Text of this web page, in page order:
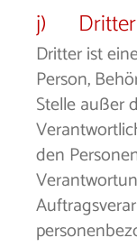
j) Dritter
Dritter ist
Person,
Stelle außer
den